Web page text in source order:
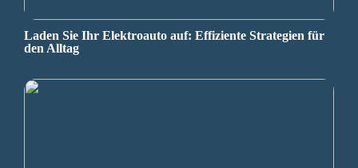
Laden Sie Ihr Elektroauto auf: Effiziente Strategien für
den Alltag